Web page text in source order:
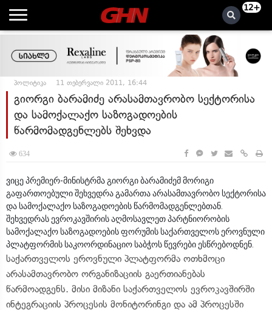
12+
პოლიტიკა 11 თებერვალი 2011, 16:44
გიორგი ბარამიძე არასამთავრობო სექტორისა
და სამოქალაქო საზოგადოების
წარმომადგენლებს შეხვდა
634
ვიცე პრემიერ-მინისტრმა გიორგი ბარამიძემ მორიგი
გაფართოებული შეხვედრა გამართა არასამთავრობო სექტორისა
და სამოქალაქო საზოგადოების წარმომადგენლებთან.
შეხვედრას ევროკავშირის აღმოსავლეთ პარტნიორობის
სამოქალაქო საზოგადოების ფორუმის საქართველოს ეროვნული
პლატფორმის საკოორდინაციო საბჭოს წევრები ესწრებოდნენ.
საქართველოს ეროვნული პლატფორმა ოთხმოცი
არასამთავრობო ორგანიზაციის გაერთიანებას
წარმოადგენს. მისი მიზანი საქართველოს ევროკავშირში
ინტეგრაციის პროცესის მონიტორინგი და ამ პროცესში